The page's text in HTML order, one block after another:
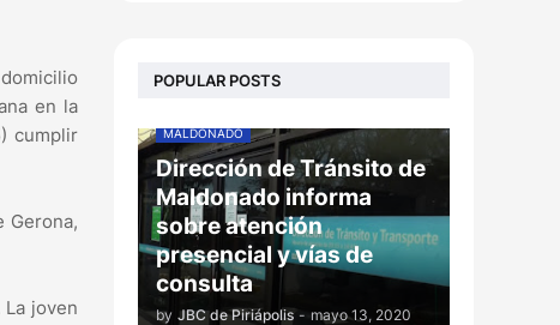
en la
cumplir
Gerona,
joven
POPULAR POSTS
MALDONADO
Dirección de Tránsito de
Maldonado informa
sobre atención
presencial y vías de
consulta
by JBC de Piriápolis - mayo 13, 2020